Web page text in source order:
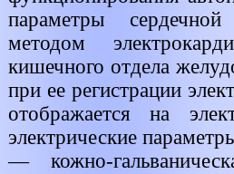
параметры
методом
кишечного отдела
при ее регистрации
отображается на
электрические
— кожно-